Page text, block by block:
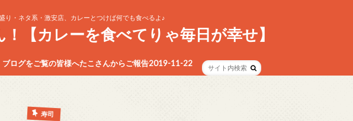
・ネタ系・激安店、カレーとつけば何でも食べるよ♪
【カレーを食べてりゃ毎日が幸せ】
ブログをご覧の皆様へたこさんからご報告2019-11-22
寿司